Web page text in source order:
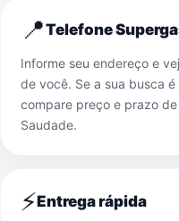
📍Telefone
Informe seu endereço e
de você. Se a sua busca é
compare preço e prazo
Saudade.
⚡Entrega rápida